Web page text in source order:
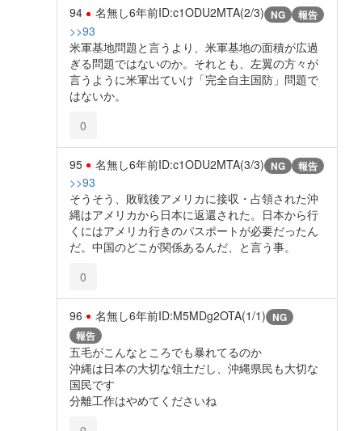
94 名無し6年前ID:c1ODU2MTA(2/3) NG 報告
>>93
米軍基地問題と言うより、米軍基地の面積が広過
ぎる問題ではないのか。それとも、左翼の方々が
言うように米軍出ていけ「完全自主国防」問題で
はないか。
0
95 名無し6年前ID:c1ODU2MTA(3/3) NG 報告
>>93
そうそう、敗戦後アメリカに接収・占領された沖
縄はアメリカから日本に返還された。日本から行
くにはアメリカ行きのパスポートが必要だったん
だ。中国のどこが関係あるんだ、と言う事。
0
96 名無し6年前ID:M5MDg2OTA(1/1) NG
報告
五毛がこんなところでも暴れてるのか
沖縄は日本の大切な領土だし、沖縄県民も大切な
国民です
分離工作はやめてくださいね